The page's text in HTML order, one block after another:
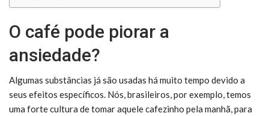
O café pode piorar a
ansiedade?
Algumas substâncias já são usadas há muito tempo devido a
seus efeitos específicos. Nós, brasileiros, por exemplo, temos
uma forte cultura de tomar aquele cafezinho pela manhã, para